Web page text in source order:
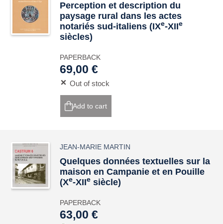
Perception et description du
paysage rural dans les actes
notariés sud-italiens (IXe-XIIe
siècles)
PAPERBACK
69,00 €
Out of stock
Add to cart
JEAN-MARIE MARTIN
Quelques données textuelles sur la
maison en Campanie et en Pouille
(Xe-XIIe siècle)
PAPERBACK
63,00 €